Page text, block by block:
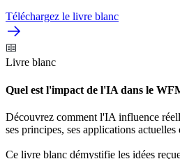
Téléchargez le livre blanc
Livre blanc
Quel est l'impact de l'IA dans le
Découvrez comment l'IA influence
ses principes, ses applications
Ce livre blanc démystifie les idées